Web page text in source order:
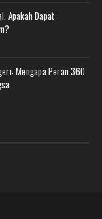
Apakah Dapat
Mengapa Peran 360